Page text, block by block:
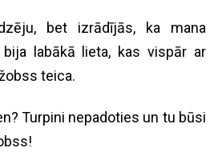
bet izrādījās, ka mana
bija labākā lieta, kas vispār ar
teica.
Turpini nepadoties un tu būsi